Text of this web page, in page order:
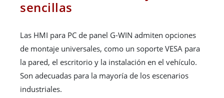
sencillas
Las HMI para PC de panel G-WIN admiten opciones
de montaje universales, como un soporte VESA para
la pared, el escritorio y la instalación en el vehículo.
Son adecuadas para la mayoría de los escenarios
industriales.